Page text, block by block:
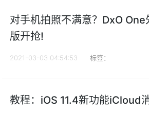
对手机拍照不满意？DxO One
版开抢!
2021-03-03 04:54:53 标签：
教程：iOS 11.4新功能iCloud